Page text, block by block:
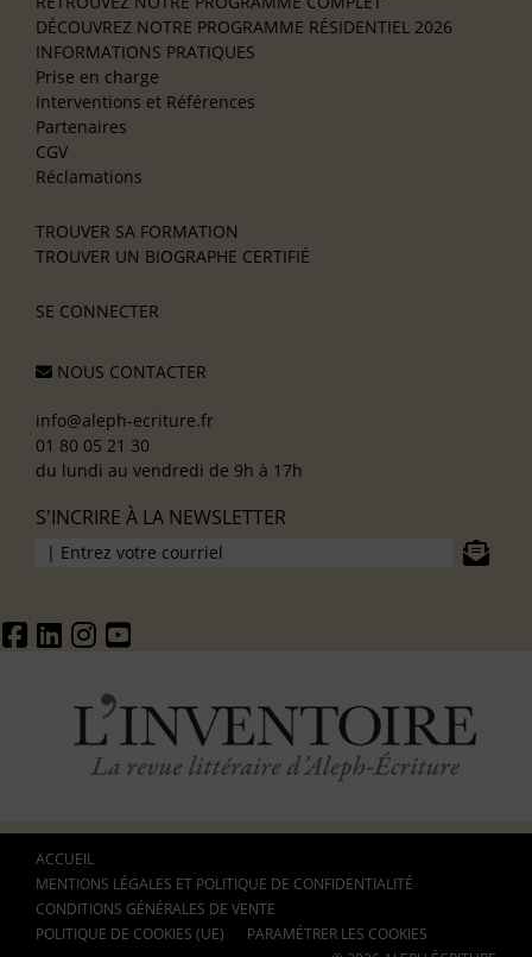
DÉCOUVREZ NOTRE PROGRAMME RÉSIDENTIEL 2026
INFORMATIONS PRATIQUES
Prise en charge
Interventions et Références
Partenaires
CGV
Réclamations
TROUVER SA FORMATION
TROUVER UN BIOGRAPHE CERTIFIÉ
SE CONNECTER
NOUS CONTACTER
info@aleph-ecriture.fr
01 80 05 21 30
du lundi au vendredi de 9h à 17h
S'INCRIRE À LA NEWSLETTER
ACCUEIL
MENTIONS LÉGALES ET POLITIQUE DE CONFIDENTIALITÉ
CONDITIONS GÉNÉRALES DE VENTE
POLITIQUE DE COOKIES (UE)
PARAMÉTRER LES COOKIES